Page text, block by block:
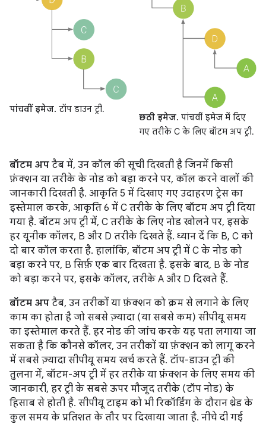
पांचवीं इमेज. टॉप डाउन ट्री.
छठी इमेज. पांचवीं इमेज में दिए
गए तरीके C के लिए बॉटम अप ट्री.
बॉटम अप टैब में, उन कॉल की सूची दिखती है जिनमें किसी
फ़ंक्शन या तरीके के नोड को बड़ा करने पर, कॉल करने वालों की
जानकारी दिखती है. आकृति 5 में दिखाए गए उदाहरण ट्रेस का
इस्तेमाल करके, आकृति 6 में C तरीके के लिए बॉटम अप ट्री दिया
गया है. बॉटम अप ट्री में, C तरीके के लिए नोड खोलने पर, इसके
हर यूनीक कॉलर, B और D तरीके दिखते हैं. ध्यान दें कि B, C को
दो बार कॉल करता है. हालांकि, बॉटम अप ट्री में C के नोड को
बड़ा करने पर, B सिर्फ़ एक बार दिखता है. इसके बाद, B के नोड
को बड़ा करने पर, इसके कॉलर, तरीके A और D दिखते हैं.
बॉटम अप टैब, उन तरीकों या फ़ंक्शन को क्रम से लगाने के लिए
काम का होता है जो सबसे ज़्यादा (या सबसे कम) सीपीयू समय
का इस्तेमाल करते हैं. हर नोड की जांच करके यह पता लगाया जा
सकता है कि कौनसे कॉलर, उन तरीकों या फ़ंक्शन को लागू करने
में सबसे ज़्यादा सीपीयू समय खर्च करते हैं. टॉप-डाउन ट्री की
तुलना में, बॉटम-अप ट्री में हर तरीके या फ़ंक्शन के लिए समय की
जानकारी, हर ट्री के सबसे ऊपर मौजूद तरीके (टॉप नोड) के
हिसाब से होती है. सीपीयू टाइम को भी रिकॉर्डिंग के दौरान थ्रेड के
कुल समय के प्रतिशत के तौर पर दिखाया जाता है. नीचे दी गई